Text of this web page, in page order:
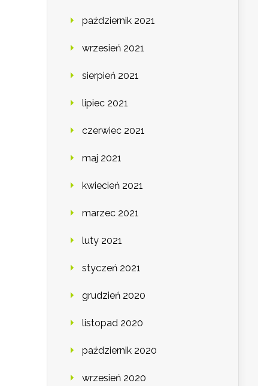
październik 2021
wrzesień 2021
sierpień 2021
lipiec 2021
czerwiec 2021
maj 2021
kwiecień 2021
marzec 2021
luty 2021
styczeń 2021
grudzień 2020
listopad 2020
październik 2020
wrzesień 2020